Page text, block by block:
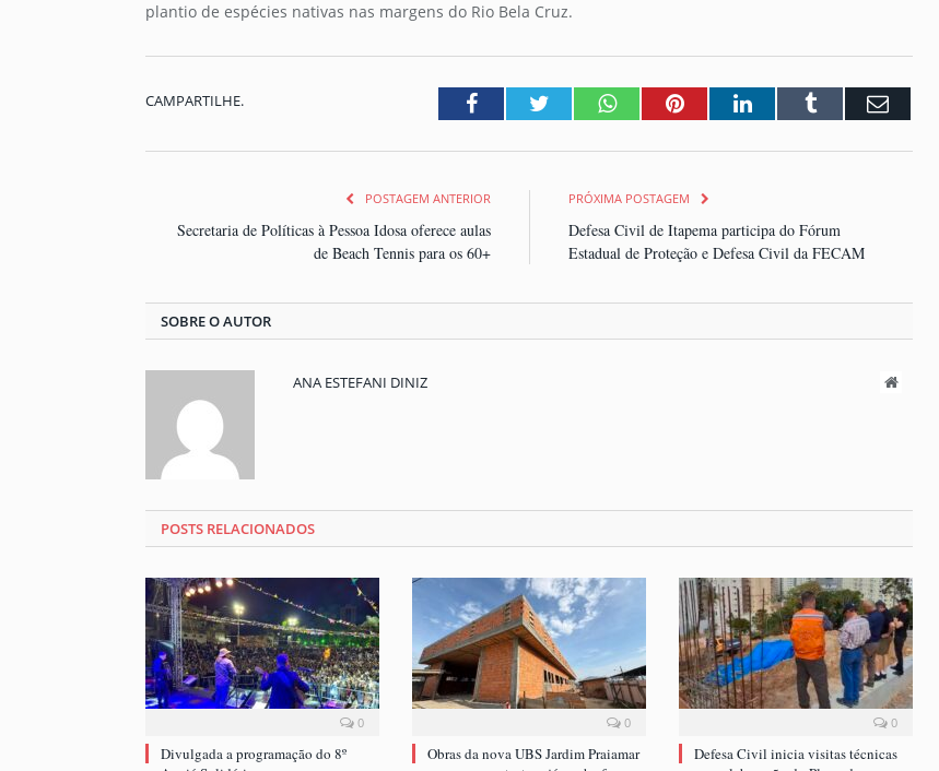
plantio de espécies nativas nas margens do Rio Bela Cruz.
CAMPARTILHE. FacebookTwitterWhatsappPinterestLinkedInTumblr Email
POSTAGEM ANTERIOR
Secretaria de Políticas à Pessoa Idosa oferece aulas
de Beach Tennis para os 60+
PRÓXIMA POSTAGEM
Defesa Civil de Itapema participa do Fórum
Estadual de Proteção e Defesa Civil da FECAM
SOBRE O AUTOR
ANA ESTEFANI DINIZ Website
POSTS RELACIONADOS
0
Divulgada a programação do 8º
0
Obras da nova UBS Jardim Praiamar
0
Defesa Civil inicia visitas técnicas